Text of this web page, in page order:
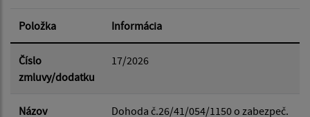
Dátum od:
Dátum do:
Položka Informácia
Číslo
zmluvy/dodatku
17/2026
Názov
Dohoda č.26/41/054/1150 o zabezpeč.